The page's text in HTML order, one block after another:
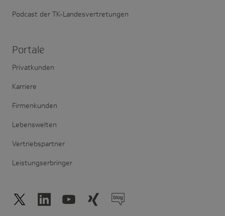
Podcast der TK-Landesvertretungen
Portale
Privatkunden
Karriere
Firmenkunden
Lebenswelten
Vertriebspartner
Leistungserbringer